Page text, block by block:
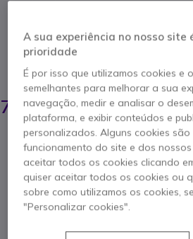
gravações de alta definição
e visão noturna até 30 metros.
POUPE 3,00 €
77,95 €
74,95 € s/iva - 92,19 €
Qtd
ORÇAMENTO EM 4
A sua experiência no nosso site
prioridade
É por isso que utilizamos cookies e
semelhantes para melhorar a sua
navegação, medir e analisar o
plataforma, e exibir conteúdos e
personalizados. Alguns cookies
funcionamento do site e dos
aceitar todos os cookies clicando
quiser aceitar todos os cookies ou
sobre como utilizamos os cookies,
"Personalizar cookies".